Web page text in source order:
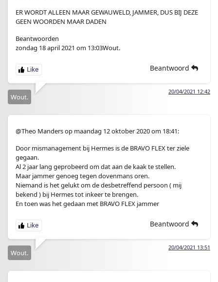
ER WORDT ALLEEN MAAR GEWAUWELD, JAMMER, DUS BIJ DEZE
GEEN WOORDEN MAAR DADEN
Beantwoorden
zondag 18 april 2021 om 13:03Wout.
Beantwoord
20/04/2021 12:42
Wout.
@Theo Manders op maandag 12 oktober 2020 om 18:41:
Door mismanagement bij Hermes is de BRAVO FLEX ter ziele
gegaan.
Al 2 jaar lang geprobeerd om dat aan de kaak te stellen.
Maar jammer genoeg tegen dovenmans oren.
Niemand is het gelukt om de desbetreffend persoon ( mij
bekend ) bij Hermes tot inkeer te brengen.
En toen was het gedaan met BRAVO FLEX jammer
Beantwoord
20/04/2021 13:51
Wout.